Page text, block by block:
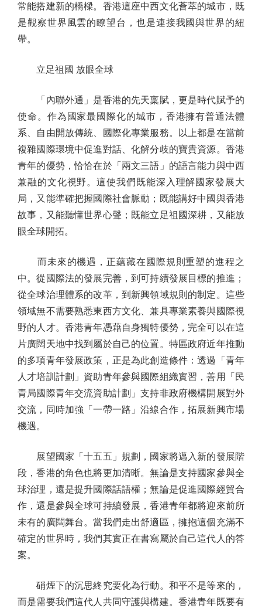
常能搭建新的橋樑。香港這座中西文化薈萃的城市，既
是觀察世界風雲的瞭望台，也是連接我國與世界的紐
帶。
立足祖國 放眼全球
「內聯外通」是香港的先天稟賦，更是時代賦予的
使命。作為國家最國際化的城市，香港擁有普通法體
系、自由開放傳統、國際化專業服務。以上都是在當前
複雜國際環境中促進對話、化解分歧的寶貴資源。香港
青年的優勢，恰恰在於「兩文三語」的語言能力與中西
兼融的文化視野。這使我們既能深入理解國家發展大
局，又能準確把握國際社會脈動；既能講好中國與香港
故事，又能聽懂世界心聲；既能立足祖國深耕，又能放
眼全球開拓。
而未來的機遇，正蘊藏在國際規則重塑的進程之
中。從國際法的發展完善，到可持續發展目標的推進；
從全球治理體系的改革，到新興領域規則的制定。這些
領域無不需要熟悉東西方文化、兼具專業素養與國際視
野的人才。香港青年憑藉自身獨特優勢，完全可以在這
片廣闊天地中找到屬於自己的位置。特區政府近年推動
的多項青年發展政策，正是為此創造條件：透過「青年
人才培訓計劃」資助青年參與國際組織實習，善用「民
青局國際青年交流資助計劃」支持非政府機構開展對外
交流，同時加強「一帶一路」沿線合作，拓展新興市場
機遇。
展望國家「十五五」規劃，國家將邁入新的發展階
段，香港的角色也將更加清晰。無論是支持國家參與全
球治理，還是提升國際話語權；無論是促進國際經貿合
作，還是參與全球可持續發展，香港青年都將迎來前所
未有的廣闊舞台。當我們走出舒適區，擁抱這個充滿不
確定的世界時，我們其實正在書寫屬於自己這代人的答
案。
硝煙下的沉思終究要化為行動。和平不是等來的，
而是需要我們這代人共同守護與構建。香港青年既要有